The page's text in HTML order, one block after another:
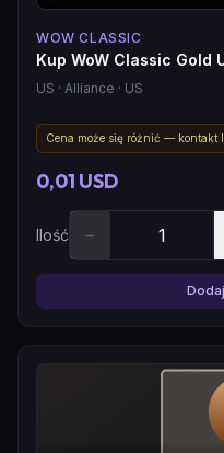
WOW CLASSIC
Kup WoW Classic Gold
US · Alliance · US
Cena może się różnić — kontakt
0,01 USD
Ilość −